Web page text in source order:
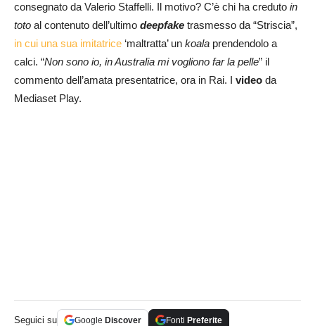
consegnato da Valerio Staffelli. Il motivo? C’è chi ha creduto in
toto al contenuto dell’ultimo deepfake trasmesso da “Striscia”,
in cui una sua imitatrice ‘maltratta’ un koala prendendolo a
calci. “Non sono io, in Australia mi vogliono far la pelle” il
commento dell’amata presentatrice, ora in Rai. I video da
Mediaset Play.
Seguici su Google Discover Fonti Preferite